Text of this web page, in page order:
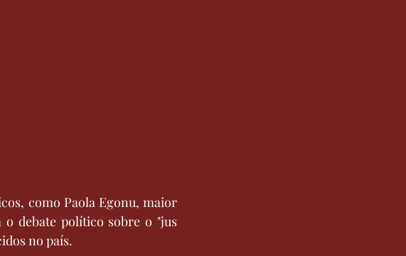
como Paola Egonu, maior
o debate político sobre o "jus
no país.